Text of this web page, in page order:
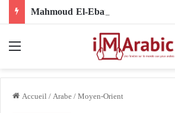
Accueil/Arabe/Moyen-Orient